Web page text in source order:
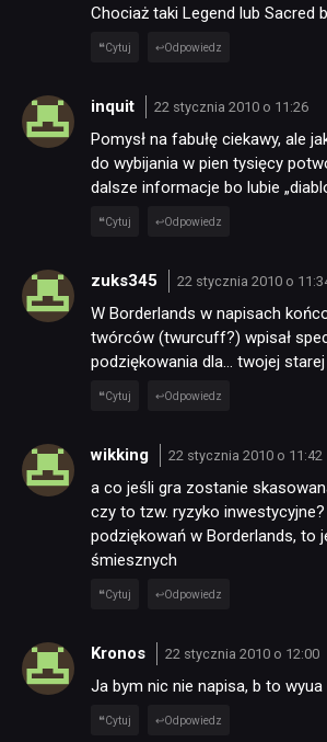
Chociaż taki Legend lub Sacred
Cytuj Odpowiedz
inquit 22 stycznia 2010 o 11:26
Pomysł na fabułę ciekawy, ale
do wybijania w pien tysięcy
dalsze informacje bo lubie
Cytuj Odpowiedz
zuks345 22 stycznia 2010 o
W Borderlands w napisach
twórców (twurcuff?) wpisał
podziękowania dla… twojej
Cytuj Odpowiedz
wikking 22 stycznia 2010 o 11:42
a co jeśli gra zostanie
czy to tzw. ryzyko
podziękowań w Borderlands, to
śmiesznych
Cytuj Odpowiedz
Kronos 22 stycznia 2010 o 12:00
Ja bym nic nie napisa, b to
Cytuj Odpowiedz